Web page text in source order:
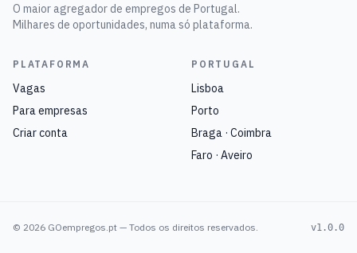
O maior agregador de empregos de Portugal.
Milhares de oportunidades, numa só plataforma.
PLATAFORMA
Vagas
Para empresas
Criar conta
PORTUGAL
Lisboa
Porto
Braga · Coimbra
Faro · Aveiro
© 2026 GOempregos.pt — Todos os direitos reservados. v1.0.0